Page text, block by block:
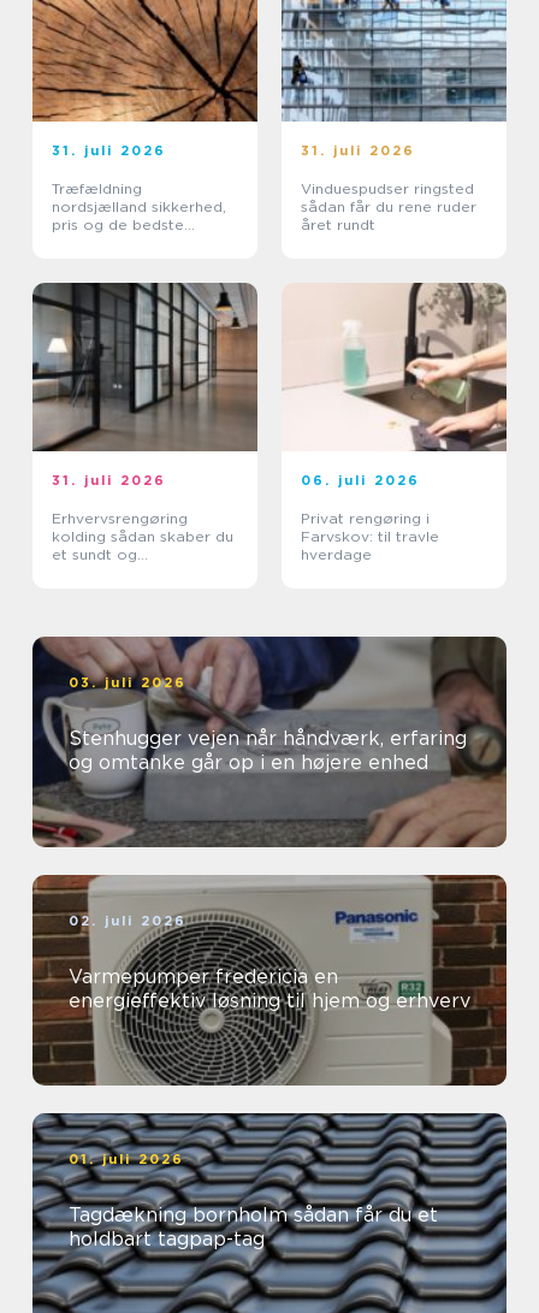
31. juli 2026
Træfældning
nordsjælland sikkerhed,
pris og de bedste
31. juli 2026
Vinduespudser ringsted
sådan får du rene ruder
året rundt
31. juli 2026
Erhvervsrengøring
kolding sådan skaber du
et sundt og
06. juli 2026
Privat rengøring i
Farvskov: til travle
hverdage
03. juli 2026
Stenhugger vejen når håndværk, erfaring
og omtanke går op i en højere enhed
02. juli 2026
Varmepumper fredericia en
energieffektiv løsning til hjem og erhverv
01. juli 2026
Tagdækning bornholm sådan får du et
holdbart tagpap-tag